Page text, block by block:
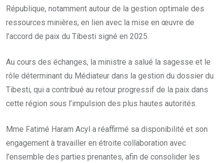
République, notamment autour de la gestion optimale des
ressources minières, en lien avec la mise en œuvre de
l’accord de paix du Tibesti signé en 2025.
Au cours des échanges, la ministre a salué la sagesse et le
rôle déterminant du Médiateur dans la gestion du dossier du
Tibesti, qui a contribué au retour progressif de la paix dans
cette région sous l’impulsion des plus hautes autorités.
Mme Fatimé Haram Acyl a réaffirmé sa disponibilité et son
engagement à travailler en étroite collaboration avec
l’ensemble des parties prenantes, afin de consolider les